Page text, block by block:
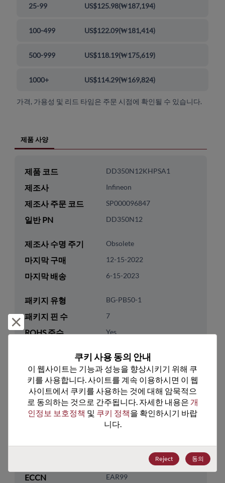
25-99 US$125.98(₩187,194)
100-499 US$122.09(₩181,414)
500-999 US$118.19(₩175,619)
1000+ US$114.29(₩169,824)
가격, 가용성 및 리드 타임은 주문 시점에 확인될 수 있습니다.
제품 사양
제품 코드 DD350N12KHPSA1
제조사 Infineon
제조사 주문 코드 SP000096847
일반 PN DD350N12
제조사 수명 주기 Obsolete
마지막 구매 12-15-2022
마지막 배송 6-15-2023
패키지 유형 BG-PB50-1
패키지 핀 수 7
ROHS 준수 Yes
패키지 유형 Tray
패키지 수량 3
기술 카테고리 Discretes
Diodes
8541.10.0080
ECCN EAR99
거부 및 닫기
쿠키 사용 동의 안내
이 웹사이트는 기능과 성능을 향상시키기 위해 쿠
키를 사용합니다. 사이트를 계속 이용하시면 이 웹
사이트에서 쿠키를 사용하는 것에 대해 암묵적으
로 동의하는 것으로 간주됩니다. 자세한 내용은 개
인정보 보호정책 및 쿠키 정책을 확인하시기 바랍
니다.
Reject 동의